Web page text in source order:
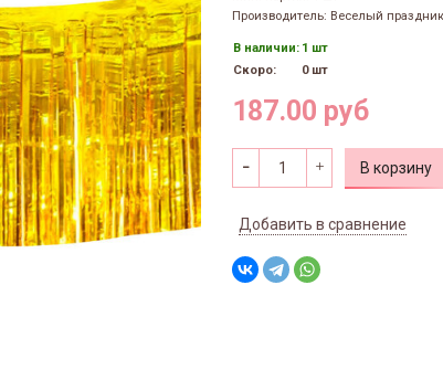
Производитель: Веселый праздник
В наличии: 1 шт
Скоро:
0 шт
187.00 руб
В корзину
Добавить в сравнение